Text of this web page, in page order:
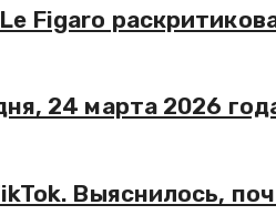
Figaro
24 марта 2026
Выяснилось,